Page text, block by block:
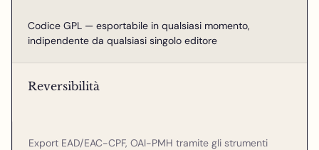
Codice GPL — esportabile in qualsiasi momento,
indipendente da qualsiasi singolo editore
Reversibilità
Export EAD/EAC-CPF, OAI-PMH tramite gli strumenti